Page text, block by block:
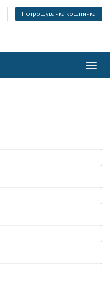
Потрошувачка кошничка